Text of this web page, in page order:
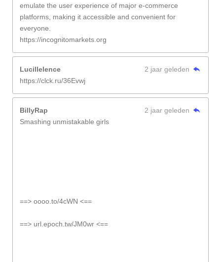
emulate the user experience of major e-commerce
platforms, making it accessible and convenient for
everyone.
https://incognitomarkets.org
Lucillelence
2 jaar geleden
https://clck.ru/36Evwj
BillyRap
2 jaar geleden
Smashing unmistakable girls
==> oooo.to/4cWN <==
==> url.epoch.tw/JM0wr <==